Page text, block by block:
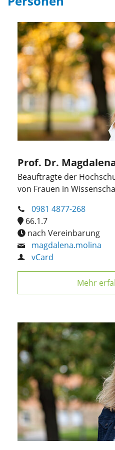
Prof. Dr.
Beauftragte der
von Frauen in
0981 4877-268
66.1.7
nach Vereinbarung
magdalena.molina
vCard
Mehr